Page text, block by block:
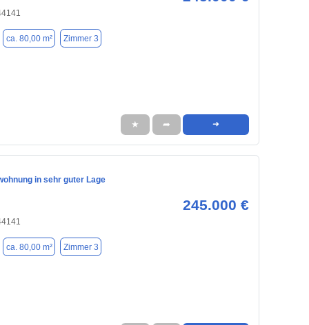
ca. 80,00 m² Zimmer 3
★ ➦ ➜
in sehr guter Lage
245.000 €
ca. 80,00 m² Zimmer 3